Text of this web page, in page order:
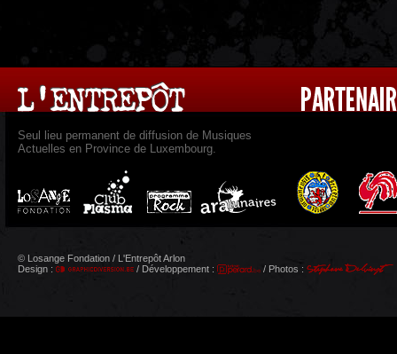
Seul lieu permanent de diffusion de Musiques
Actuelles en Province de Luxembourg.
© Losange Fondation / L'Entrepôt Arlon
Design :
/ Développement : / Photos :